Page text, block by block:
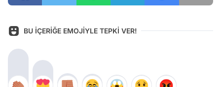
BU İÇERİĞE EMOJİYLE TEPKİ VER!